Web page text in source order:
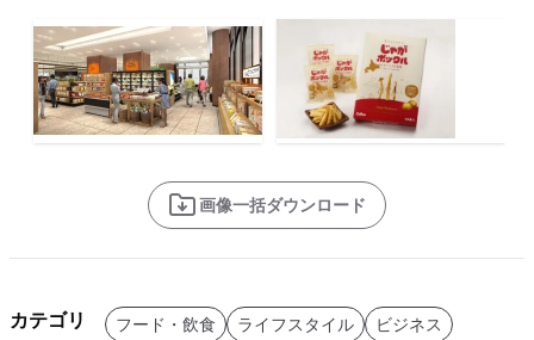
画像一括ダウンロード
カテゴリ フード・飲食 ライフスタイル ビジネス